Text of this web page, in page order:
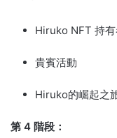
Hiruko NFT 持
貴賓活動
Hiruko的崛起之
第 4 階段：